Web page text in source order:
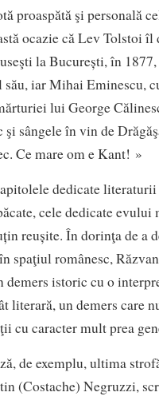
proaspătă şi personală
ocazie că Lev Tolstoi îl
la București, în
iar Mihai Eminescu,
lui George
sângele în vin de
Ce mare om e Kant! »
dedicate
cele dedicate
reușite. În dorinţa de a
spaţiul românesc,
demers istoric cu o
literară, un demers care
cu caracter mult prea
de exemplu, ultima
(Costache) Negruzzi,